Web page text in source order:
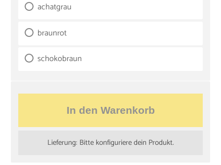
achatgrau
braunrot
schokobraun
In den Warenkorb
Lieferung: Bitte konfiguriere dein Produkt.